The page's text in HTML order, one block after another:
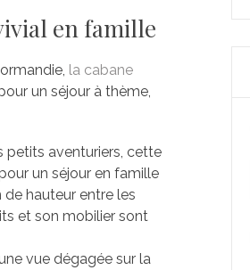
en famille
la cabane
un séjour à thème,
petits aventuriers, cette
un séjour en famille
de hauteur entre les
et son mobilier sont
vue dégagée sur la